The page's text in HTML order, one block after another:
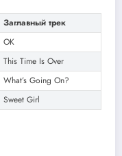
Заглавный трек
OK
This Time Is Over
What’s Going On?
Sweet Girl